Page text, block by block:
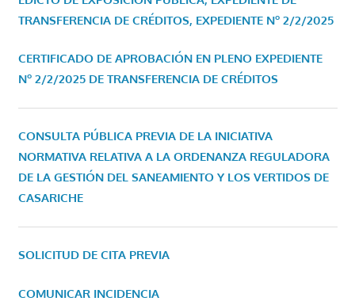
TRANSFERENCIA DE CRÉDITOS, EXPEDIENTE Nº 2/2/2025
CERTIFICADO DE APROBACIÓN EN PLENO EXPEDIENTE
Nº 2/2/2025 DE TRANSFERENCIA DE CRÉDITOS
CONSULTA PÚBLICA PREVIA DE LA INICIATIVA
NORMATIVA RELATIVA A LA ORDENANZA REGULADORA
DE LA GESTIÓN DEL SANEAMIENTO Y LOS VERTIDOS DE
CASARICHE
SOLICITUD DE CITA PREVIA
COMUNICAR INCIDENCIA